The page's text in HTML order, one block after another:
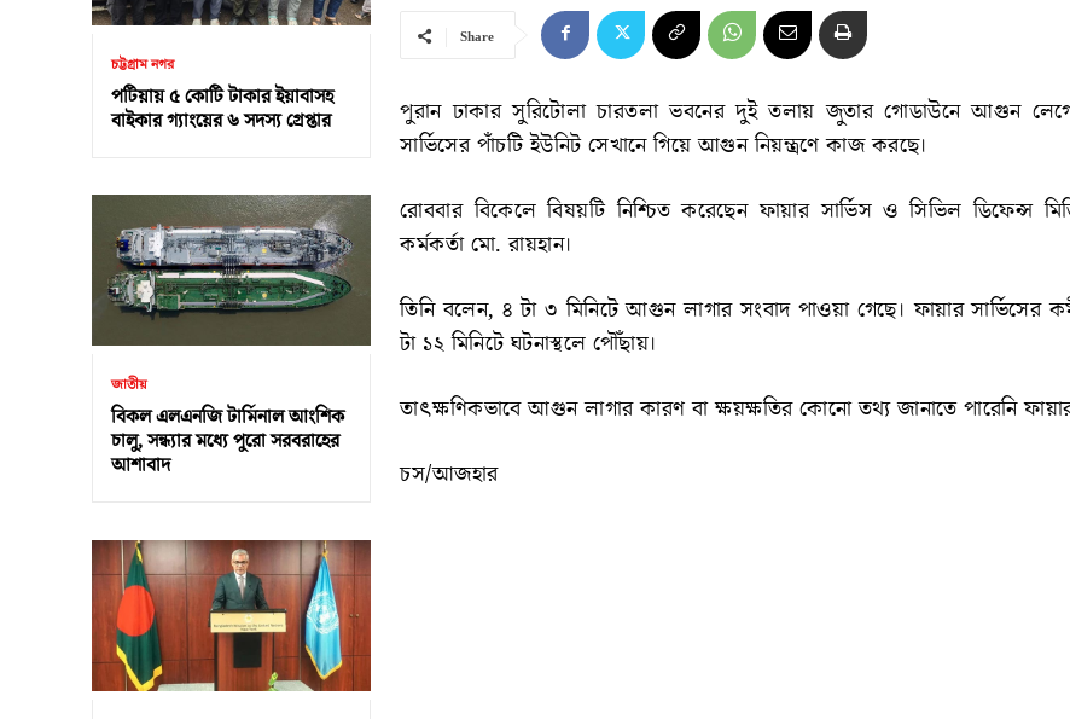
চট্টগ্রাম নগর
পটিয়ায় ৫ কোটি টাকার ইয়াবাসহ
বাইকার গ্যাংয়ের ৬ সদস্য গ্রেপ্তার
জাতীয়
বিকল এলএনজি টার্মিনাল আংশিক
চালু, সন্ধ্যার মধ্যে পুরো সরবরাহের
আশাবাদ
Share
পুরান ঢাকার সুরিটোলা চারতলা ভবনের দুই তলায় জুতার গোডাউনে আগুন
সার্ভিসের পাঁচটি ইউনিট সেখানে গিয়ে আগুন নিয়ন্ত্রণে কাজ করছে।
রোববার বিকেলে বিষয়টি নিশ্চিত করেছেন ফায়ার সার্ভিস ও সিভিল ডিফেন্স
কর্মকর্তা মো. রায়হান।
তিনি বলেন, ৪ টা ৩ মিনিটে আগুন লাগার সংবাদ পাওয়া গেছে। ফায়ার সার্ভিসের
টা ১২ মিনিটে ঘটনাস্থলে পৌঁছায়।
তাৎক্ষণিকভাবে আগুন লাগার কারণ বা ক্ষয়ক্ষতির কোনো তথ্য জানাতে পারেনি ফায়ার
চস/আজহার